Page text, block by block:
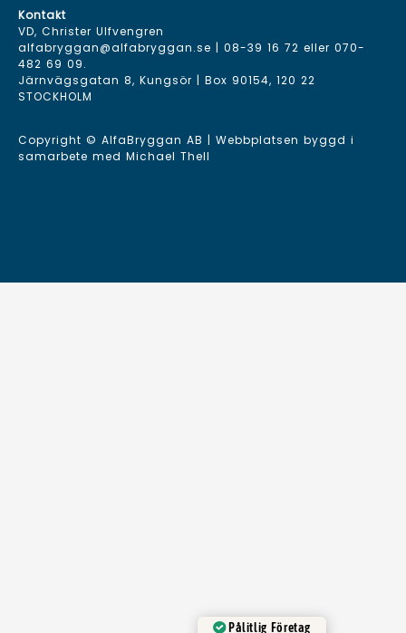
Kontakt
VD, Christer Ulfvengren
alfabryggan@alfabryggan.se | 08-39 16 72 eller 070-
482 69 09.
Järnvägsgatan 8, Kungsör | Box 90154, 120 22
STOCKHOLM
Copyright © AlfaBryggan AB | Webbplatsen byggd i
samarbete med Michael Thell
Pålitlig Företag